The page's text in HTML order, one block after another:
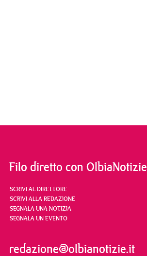
Filo diretto con OlbiaNotizie
SCRIVI AL DIRETTORE
SCRIVI ALLA REDAZIONE
SEGNALA UNA NOTIZIA
SEGNALA UN EVENTO
redazione@olbianotizie.it